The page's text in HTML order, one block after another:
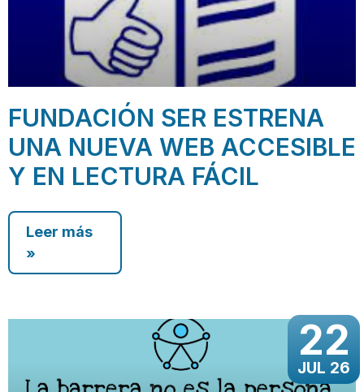
FUNDACIÓN SER ESTRENA
UNA NUEVA WEB ACCESIBLE
Y EN LECTURA FÁCIL
Leer más
»
22
JUL 26